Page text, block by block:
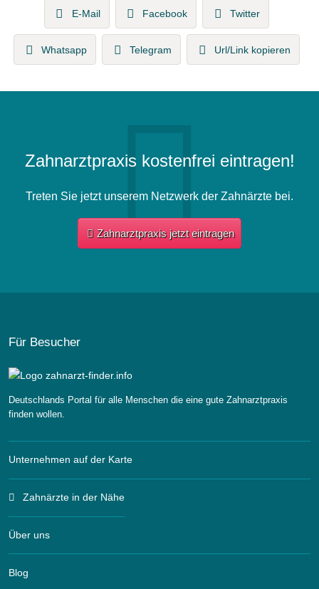
E-Mail Facebook Twitter
Whatsapp Telegram Url/Link kopieren
Zahnarztpraxis kostenfrei eintragen!
Treten Sie jetzt unserem Netzwerk der Zahnärzte bei.
Zahnarztpraxis jetzt eintragen
Für Besucher
Deutschlands Portal für alle Menschen die eine gute Zahnarztpraxis
finden wollen.
Unternehmen auf der Karte
Zahnärzte in der Nähe
Über uns
Blog